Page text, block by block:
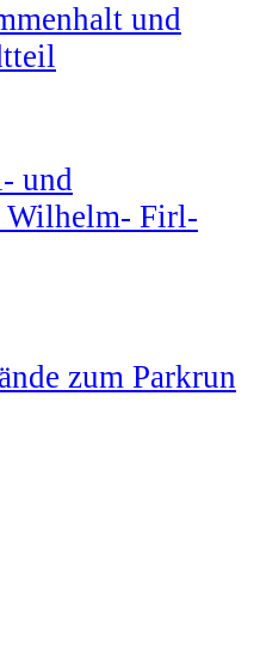
und
und
Wilhelm- Firl-
zum Parkrun